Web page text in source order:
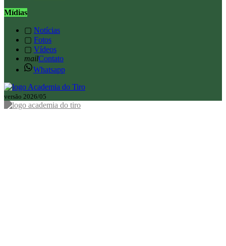
Mídias
▢ Notícias
▢ Fotos
▢ Vídeos
mailContato
Whatsapp
versão 2026/05